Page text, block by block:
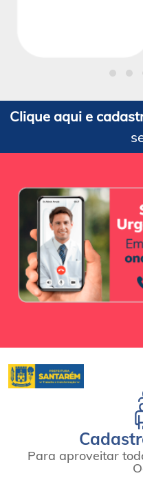
Clique aqui e
Para aproveitar